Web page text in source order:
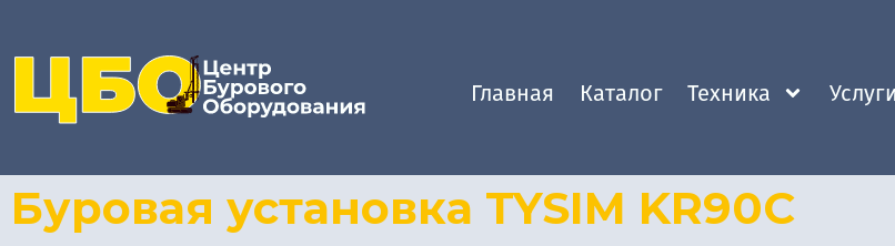
Главная Каталог Техника Услуги
Буровая установка TYSIM KR90C